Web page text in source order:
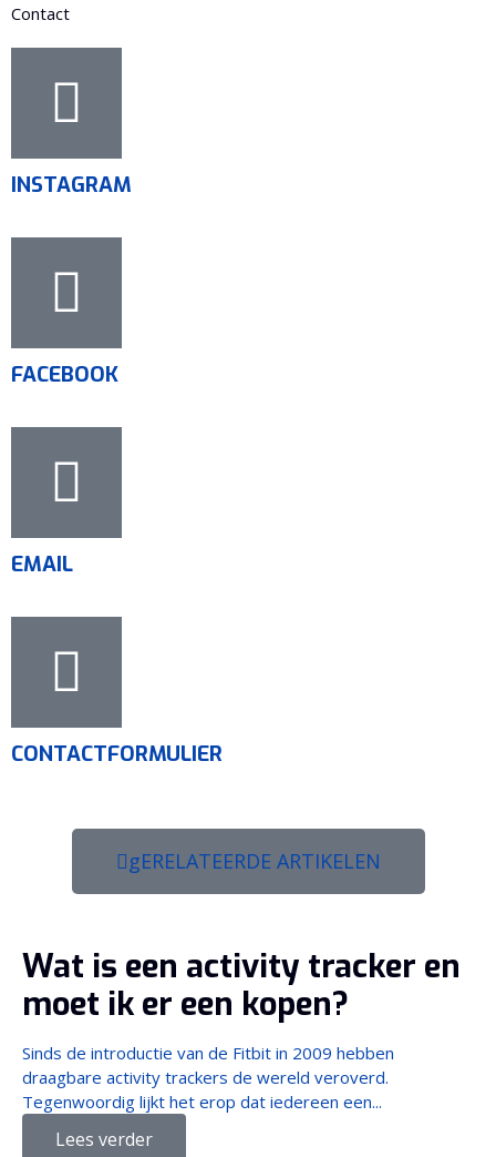
Contact
INSTAGRAM
FACEBOOK
EMAIL
CONTACTFORMULIER
gERELATEERDE ARTIKELEN
Wat is een activity tracker en
moet ik er een kopen?
Sinds de introductie van de Fitbit in 2009 hebben
draagbare activity trackers de wereld veroverd.
Tegenwoordig lijkt het erop dat iedereen een...
Lees verder